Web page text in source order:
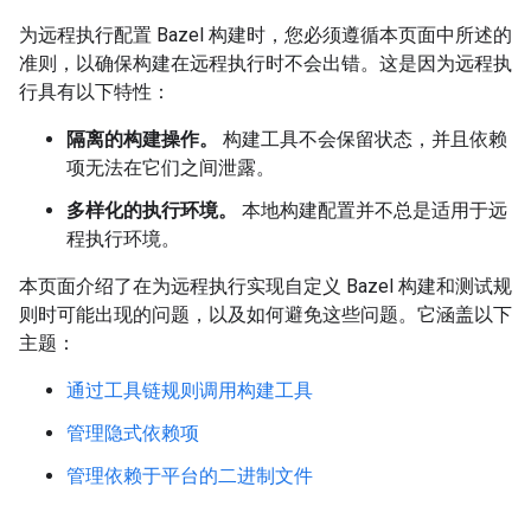
为远程执行配置 Bazel 构建时，您必须遵循本页面中所述的
准则，以确保构建在远程执行时不会出错。这是因为远程执
行具有以下特性：
隔离的构建操作。
构建工具不会保留状态，并且依赖
项无法在它们之间泄露。
多样化的执行环境。
本地构建配置并不总是适用于远
程执行环境。
本页面介绍了在为远程执行实现自定义 Bazel 构建和测试规
则时可能出现的问题，以及如何避免这些问题。它涵盖以下
主题：
通过工具链规则调用构建工具
管理隐式依赖项
管理依赖于平台的二进制文件